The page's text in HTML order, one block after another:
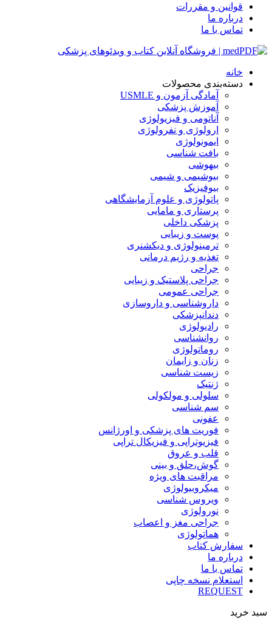
قوانین و مقررات
درباره ما
تماس با ما
خانه
دسته‌بندی محصولات
آمادگی آزمون و USMLE
آموزش پزشکی
آناتومی و فیزیولوژی
ارولوژی و نفرولوژی
ایمونولوژی
بافت شناسی
بیهوشی
بیوشیمی و شیمی
بیوفیزیک
پاتولوژی و علوم آزمایشگاهی
پرستاری و مامایی
پزشکی داخلی
پوست و زیبایی
ترمینولوژی و دیکشنری
تغذیه و رژیم درمانی
جراحی
جراحی پلاستیک و زیبایی
جراحی عمومی
داروشناسی و داروسازی
دندانپزشکی
رادیولوژی
روانشناسی
روماتولوژی
زنان و زایمان
زیست شناسی
ژنتیک
سلولی و مولکولی
سم شناسی
عفونی
فوریت های پزشکی و اورژانس
فیزیوتراپی و فیزیکال تراپی
قلب و عروق
گوش،حلق و بینی
مراقبت های ویژه
میکروبیولوژی
ویروس شناسی
نورولوژی
جراحی مغز و اعصاب
هماتولوژی
سفارش کتاب
درباره ما
تماس با ما
استعلام نسخه چاپی
REQUEST
سبد خرید